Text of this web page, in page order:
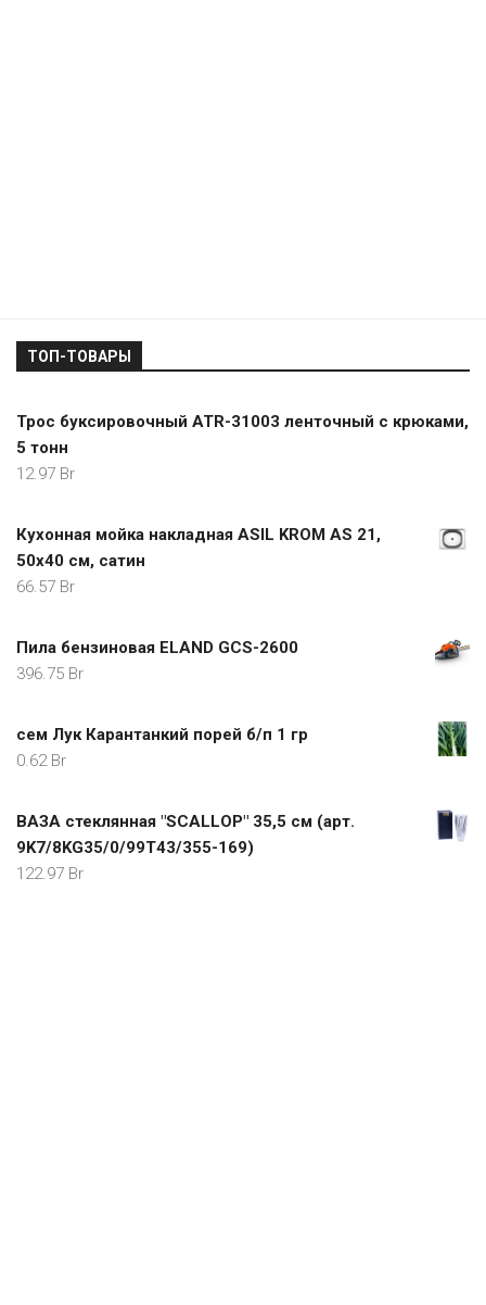
ТОП-ТОВАРЫ
Трос буксировочный ATR-31003 ленточный с крюками,
5 тонн
12.97 Br
Кухонная мойка накладная ASIL KROM AS 21,
50x40 см, сатин
66.57 Br
Пила бензиновая ELAND GCS-2600
396.75 Br
сем Лук Карантанкий порей б/п 1 гр
0.62 Br
ВАЗА стеклянная "SCALLOP" 35,5 см (арт.
9K7/8KG35/0/99T43/355-169)
122.97 Br